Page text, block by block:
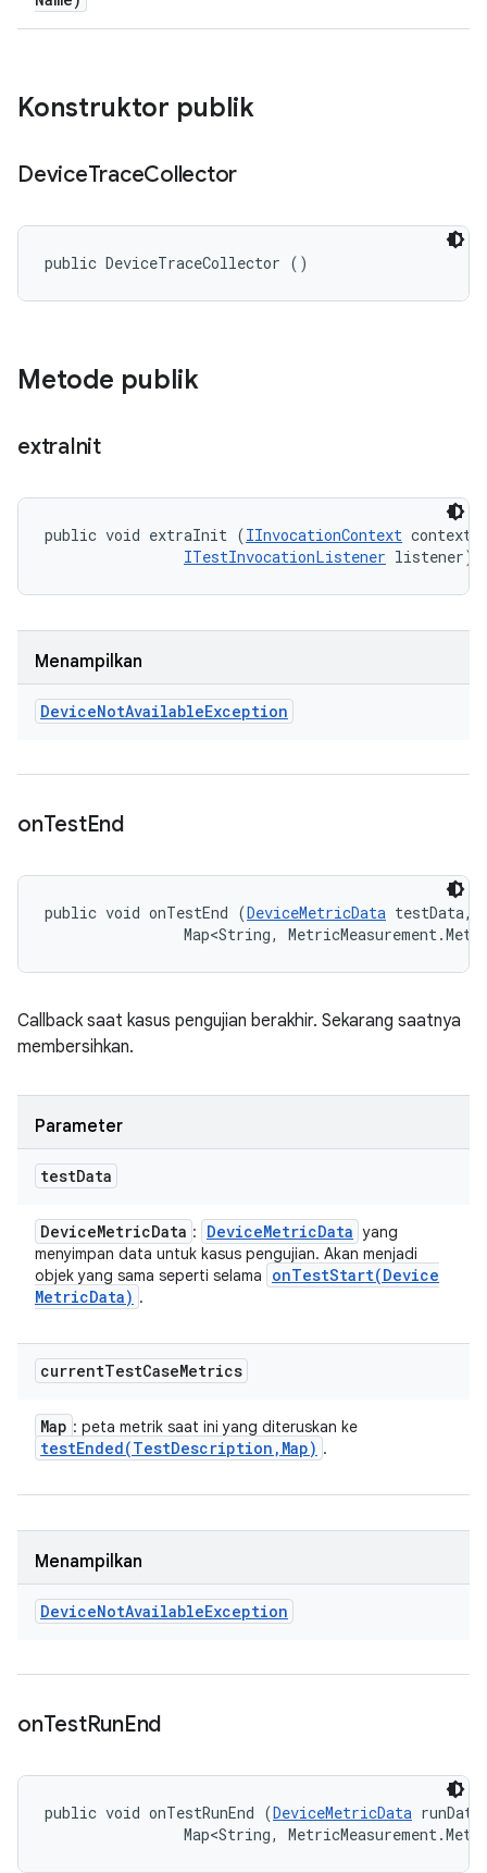
Konstruktor publik
DeviceTraceCollector
public DeviceTraceCollector ()
Metode publik
extraInit
public void extraInit (IInvocationContext
ITestInvocationListener listener)
Menampilkan
DeviceNotAvailableException
onTestEnd
public void onTestEnd (DeviceMetricData testData,
Map<String,
Callback saat kasus pengujian berakhir. Sekarang saatnya
membersihkan.
Parameter
testData
DeviceMetricData : DeviceMetricData yang
menyimpan data untuk kasus pengujian. Akan menjadi
objek yang sama seperti selama
onTestStart(Device
MetricData) .
currentTestCaseMetrics
Map : peta metrik saat ini yang diteruskan ke
testEnded(TestDescription , Map) .
Menampilkan
DeviceNotAvailableException
onTestRunEnd
public void onTestRunEnd (DeviceMetricData
Map<String,